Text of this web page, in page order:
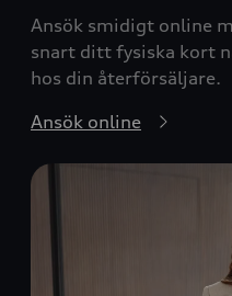
Ansök smidigt online
snart ditt fysiska kort
hos din återförsäljare.
Ansök online